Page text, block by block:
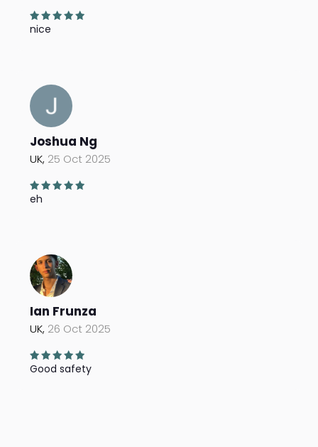
nice
Joshua Ng
UK, 25 Oct 2025
eh
Ian Frunza
UK, 26 Oct 2025
Good safety